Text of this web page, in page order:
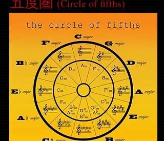
(Circle of fifths)